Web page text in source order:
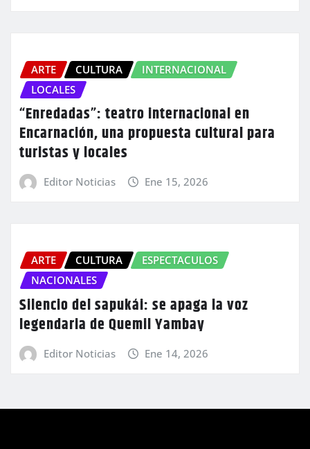
ARTE CULTURA
INTERNACIONAL
LOCALES
“Enredadas”: teatro internacional en
Encarnación, una propuesta cultural para
turistas y locales
Editor Noticias Ene 15, 2026
ARTE CULTURA
ESPECTACULOS
NACIONALES
Silencio del sapukái: se apaga la voz
legendaria de Quemil Yambay
Editor Noticias Ene 14, 2026